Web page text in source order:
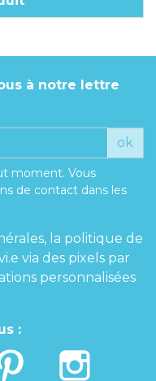
à notre lettre
ok
moment. Vous
de contact dans les
la politique de
via des pixels par
personnalisées
: